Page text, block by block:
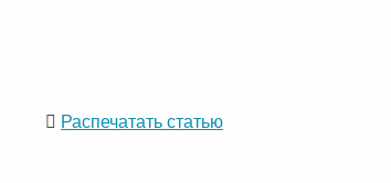
Распечатать статью